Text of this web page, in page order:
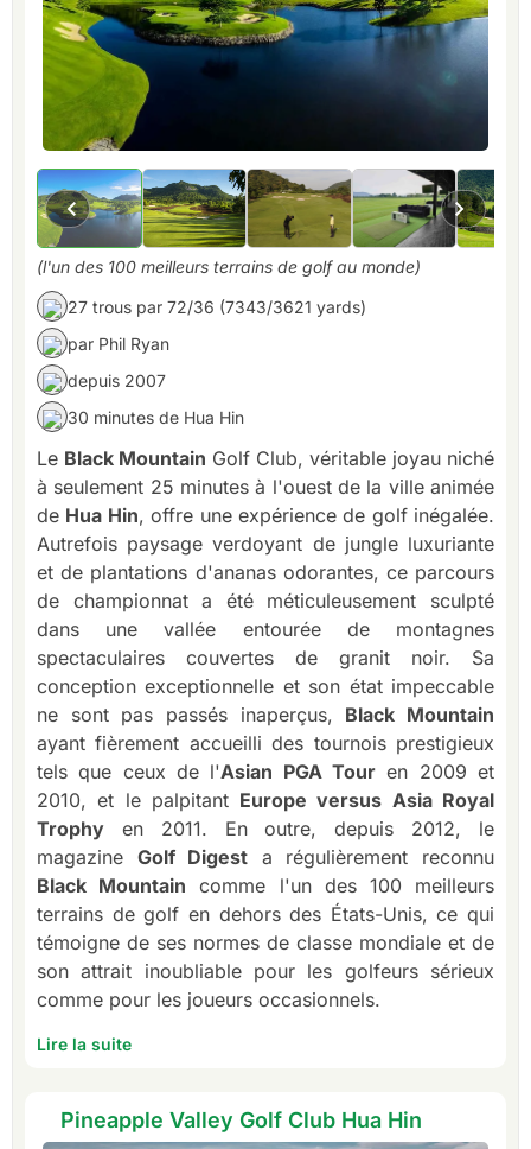
(l'un des 100 meilleurs terrains de golf au monde)
27 trous par 72/36 (7343/3621 yards)
par Phil Ryan
depuis 2007
30 minutes de Hua Hin
Le Black Mountain Golf Club, véritable joyau niché
à seulement 25 minutes à l'ouest de la ville animée
de Hua Hin, offre une expérience de golf inégalée.
Autrefois paysage verdoyant de jungle luxuriante
et de plantations d'ananas odorantes, ce parcours
de championnat a été méticuleusement sculpté
dans une vallée entourée de montagnes
spectaculaires couvertes de granit noir. Sa
conception exceptionnelle et son état impeccable
ne sont pas passés inaperçus, Black Mountain
ayant fièrement accueilli des tournois prestigieux
tels que ceux de l'Asian PGA Tour en 2009 et
2010, et le palpitant Europe versus Asia Royal
Trophy en 2011. En outre, depuis 2012, le
magazine Golf Digest a régulièrement reconnu
Black Mountain comme l'un des 100 meilleurs
terrains de golf en dehors des États-Unis, ce qui
témoigne de ses normes de classe mondiale et de
son attrait inoubliable pour les golfeurs sérieux
comme pour les joueurs occasionnels.
Lire la suite
Pineapple Valley Golf Club Hua Hin